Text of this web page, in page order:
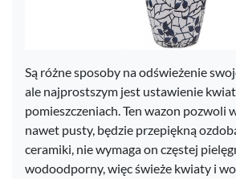
Są różne sposoby na odświeżenie
ale najprostszym jest ustawienie
pomieszczeniach. Ten wazon pozwoli
nawet pusty, będzie przepiękną
ceramiki, nie wymaga on częstej
wodoodporny, więc świeże kwiaty i